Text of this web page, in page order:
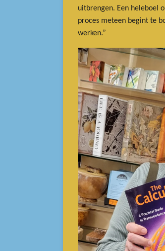
uitbrengen. Een heleboel
proces meteen begint te
werken.”